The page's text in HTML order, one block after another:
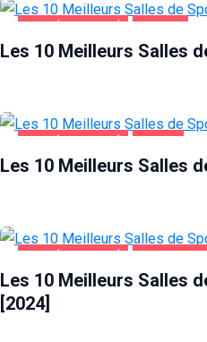
Les 10 Meilleurs Salles
Les 10 Meilleurs Salles
Les 10 Meilleurs Salles
[2024]